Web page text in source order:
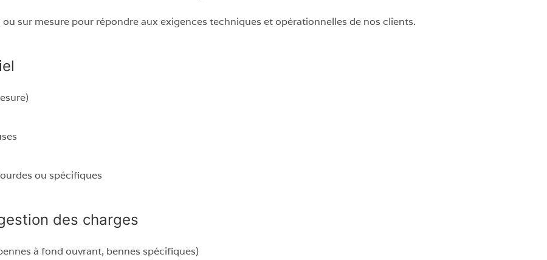
sur mesure pour répondre aux exigences techniques et opérationnelles de nos clients.
ou spécifiques
des charges
à fond ouvrant, bennes spécifiques)